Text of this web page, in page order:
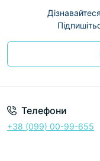
Телефони
+38 (099) 00-99-655